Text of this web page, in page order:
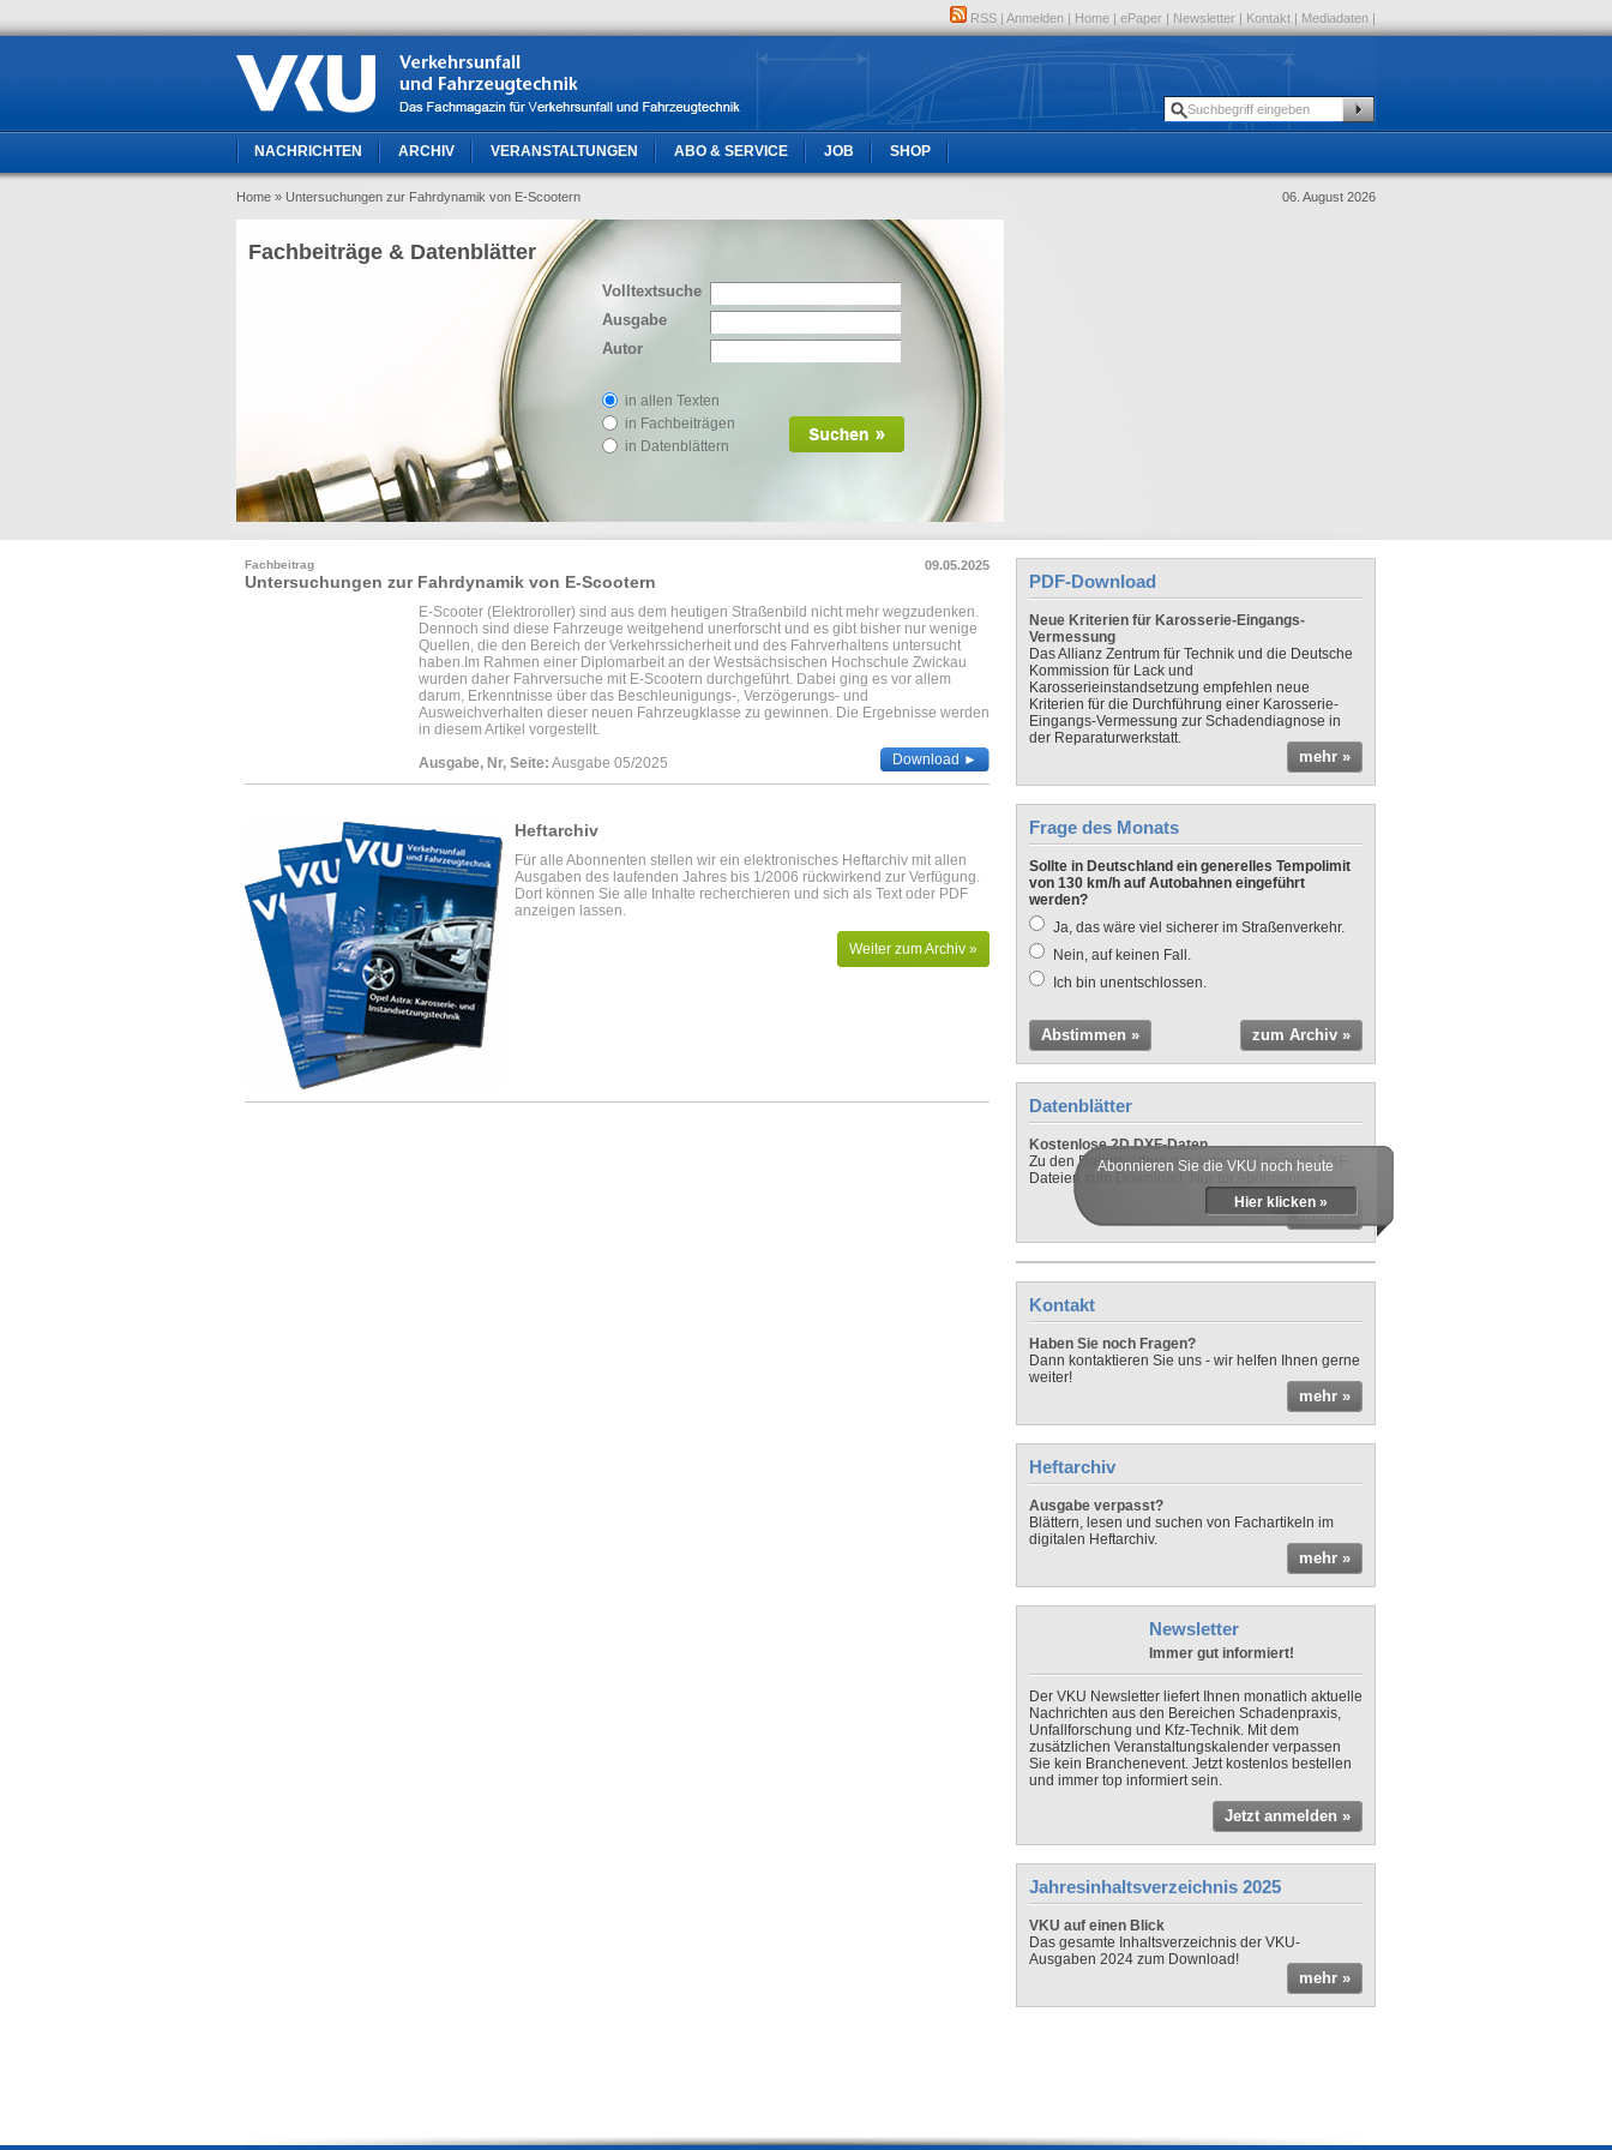
RSS | Anmelden | Home | ePaper | Newsletter | Kontakt | Mediadaten |
NACHRICHTEN ARCHIV VERANSTALTUNGEN ABO & SERVICE JOB SHOP
Home » Untersuchungen zur Fahrdynamik von E-Scootern 06. August 2026
Volltextsuche
Ausgabe
Autor
in allen Texten
in Fachbeiträgen
in Datenblättern
Fachbeiträge & Datenblätter
09.05.2025
Fachbeitrag
Untersuchungen zur Fahrdynamik von E-Scootern
E-Scooter (Elektroroller) sind aus dem heutigen Straßenbild nicht mehr wegzudenken.
Dennoch sind diese Fahrzeuge weitgehend unerforscht und es gibt bisher nur wenige
Quellen, die den Bereich der Verkehrssicherheit und des Fahrverhaltens untersucht
haben.Im Rahmen einer Diplomarbeit an der Westsächsischen Hochschule Zwickau
wurden daher Fahrversuche mit E-Scootern durchgeführt. Dabei ging es vor allem
darum, Erkenntnisse über das Beschleunigungs-, Verzögerungs- und
Ausweichverhalten dieser neuen Fahrzeugklasse zu gewinnen. Die Ergebnisse werden
in diesem Artikel vorgestellt.
Ausgabe, Nr, Seite: Ausgabe 05/2025 Download ►
Heftarchiv
Für alle Abonnenten stellen wir ein elektronisches Heftarchiv mit allen
Ausgaben des laufenden Jahres bis 1/2006 rückwirkend zur Verfügung.
Dort können Sie alle Inhalte recherchieren und sich als Text oder PDF
anzeigen lassen.
Weiter zum Archiv »
PDF-Download
Neue Kriterien für Karosserie-Eingangs-
Vermessung
Das Allianz Zentrum für Technik und die Deutsche
Kommission für Lack und
Karosserieinstandsetzung empfehlen neue
Kriterien für die Durchführung einer Karosserie-
Eingangs-Vermessung zur Schadendiagnose in
der Reparaturwerkstatt.
mehr »
Frage des Monats
Sollte in Deutschland ein generelles Tempolimit
von 130 km/h auf Autobahnen eingeführt
werden?
Ja, das wäre viel sicherer im Straßenverkehr.
Nein, auf keinen Fall.
Ich bin unentschlossen.
Abstimmen » zum Archiv »
Datenblätter
Kostenlose 2D DXF-Daten
Zu den Datenblättern der Autos gibt es auch DXF-
Dateien zum Download. Nur für Abonnenten!
mehr »
Abonnieren Sie die VKU noch heute
Hier klicken »
Kontakt
Haben Sie noch Fragen?
Dann kontaktieren Sie uns - wir helfen Ihnen gerne
weiter!
mehr »
Heftarchiv
Ausgabe verpasst?
Blättern, lesen und suchen von Fachartikeln im
digitalen Heftarchiv.
mehr »
Newsletter
Immer gut informiert!
Der VKU Newsletter liefert Ihnen monatlich aktuelle
Nachrichten aus den Bereichen Schadenpraxis,
Unfallforschung und Kfz-Technik. Mit dem
zusätzlichen Veranstaltungskalender verpassen
Sie kein Branchenevent. Jetzt kostenlos bestellen
und immer top informiert sein.
Jetzt anmelden »
Jahresinhaltsverzeichnis 2025
VKU auf einen Blick
Das gesamte Inhaltsverzeichnis der VKU-
Ausgaben 2024 zum Download!
mehr »